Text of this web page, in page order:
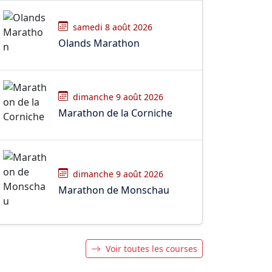
samedi 8 août 2026
Olands Marathon
dimanche 9 août 2026
Marathon de la Corniche
dimanche 9 août 2026
Marathon de Monschau
Voir toutes les courses